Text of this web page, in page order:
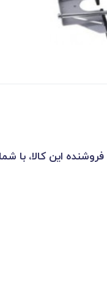
این کالا، با